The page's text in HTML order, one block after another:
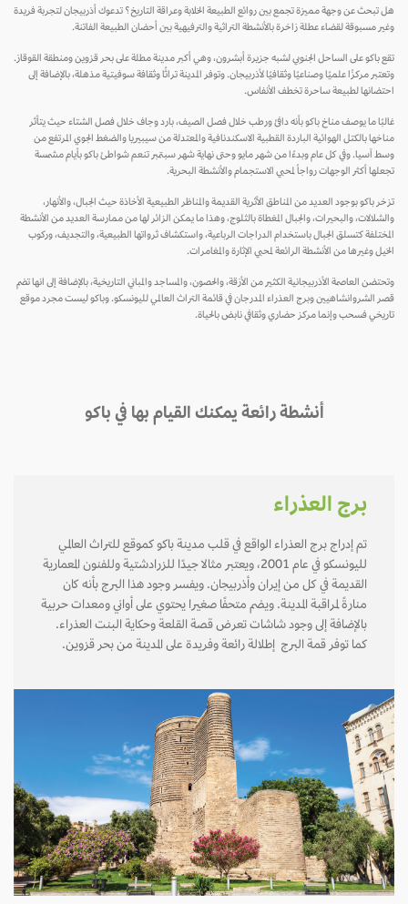
هل تبحث عن وجهة مميزة تجمع بين روائع الطبيعة الخلابة وعراقة التاريخ؟ تدعوك أذربيجان لتجربة فريدة
وغير مسبوقة لقضاء عطلة زاخرة بالأنشطة التراثية والترفيهية بين أحضان الطبيعة الفاتنة.
تقع باكو على الساحل الجنوبي لشبه جزيرة أبشرون، وهي أكبر مدينة مطلة على بحر قزوين ومنطقة القوقاز.
وتعتبر مركزًا علميًا وصناعيًا وثقافيًا لأذربيجان. وتوفر المدينة تراثًا وثقافة سوفيتية مذهلة، بالإضافة إلى
احتضانها لطبيعة ساحرة تخطف الأنفاس.
غالبًا ما يوصف مناخ باكو بأنه دافئ ورطب خلال فصل الصيف، بارد وجاف خلال فصل الشتاء حيث يتأثر
مناخها بالكتل الهوائية الباردة القطبية الاسكندنافية والمعتدلة من سيبيريا والضغط الجوي المرتفع من
وسط آسيا. وفي كل عام وبدءًا من شهر مايو وحتى نهاية شهر سبتمبر تنعم شواطئ باكو بأيام مشمسة
تجعلها أكثر الوجهات رواجاً لمحبي الاستجمام والأنشطة البحرية.
تزخر باكو بوجود العديد من المناطق الأثرية القديمة والمناظر الطبيعية الأخاذة حيث الجبال، والأنهار،
والشلالات، والبحيرات، والجبال المغطاة بالثلوج، وهذا ما يمكن الزائر لها من ممارسة العديد من الأنشطة
المختلفة كتسلق الجبال باستخدام الدراجات الرباعية، واستكشاف ثرواتها الطبيعية، والتجديف، وركوب
الخيل وغيرها من الأنشطة الرائعة لمحبي الإثارة والمغامرات.
وتحتضن العاصمة الأذربيجانية الكثير من الأزقة، والحصون، والمساجد والمباني التاريخية، بالإضافة إلى انها تضم
قصر الشروانشاهيين وبرج العذراء المدرجان في قائمة التراث العالمي لليونسكو. وباكو ليست مجرد موقع
تاريخي فسحب وإنما مركز حضاري وثقافي نابض بالحياة.
أنشطة رائعة يمكنك القيام بها في باكو
برج العذراء
تم إدراج برج العذراء الواقع في قلب مدينة باكو كموقع للتراث العالمي
لليونسكو في عام 2001، ويعتبر مثالا جيدًا للزرادشتية وللفنون المعمارية
القديمة في كل من إيران وأذربيجان. ويفسر وجود هذا البرج بأنه كان
منارةً لمراقبة المدينة. ويضم متحفًا صغيرا يحتوي على أواني ومعدات حربية
بالإضافة إلى وجود شاشات تعرض قصة القلعة وحكاية البنت العذراء.
كما توفر قمة البرج إطلالة رائعة وفريدة على المدينة من بحر قزوين.